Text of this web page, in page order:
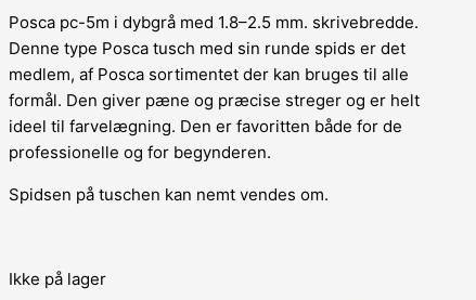
Posca pc-5m i dybgrå med 1.8–2.5 mm. skrivebredde.
Denne type Posca tusch med sin runde spids er det
medlem, af Posca sortimentet der kan bruges til alle
formål. Den giver pæne og præcise streger og er helt
ideel til farvelægning. Den er favoritten både for de
professionelle og for begynderen.
Spidsen på tuschen kan nemt vendes om.
Ikke på lager